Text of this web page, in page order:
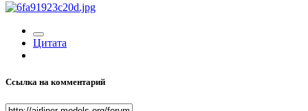
Цитата
Ссылка на комментарий